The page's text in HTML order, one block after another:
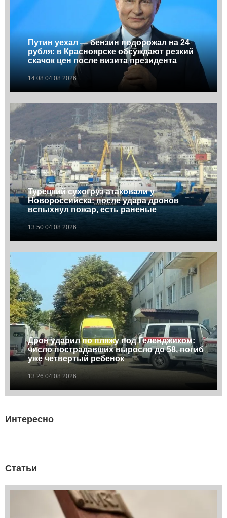
Путин уехал — бензин подорожал на 24
рубля: в Красноярске обсуждают резкий
скачок цен после визита президента
14:08 04.08.2026
Турецкий сухогруз атаковали у
Новороссийска: после удара дронов
вспыхнул пожар, есть раненые
13:50 04.08.2026
Дрон ударил по пляжу под Геленджиком:
число пострадавших выросло до 58, погиб
уже четвертый ребенок
13:26 04.08.2026
Интересно
Статьи